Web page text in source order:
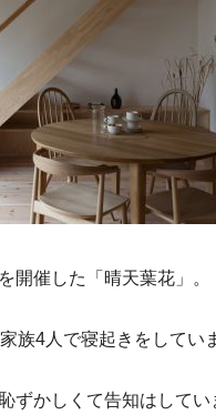
開催した「晴天葉花」。
族4人で寝起きをしてい
ずかしくて告知はしてい